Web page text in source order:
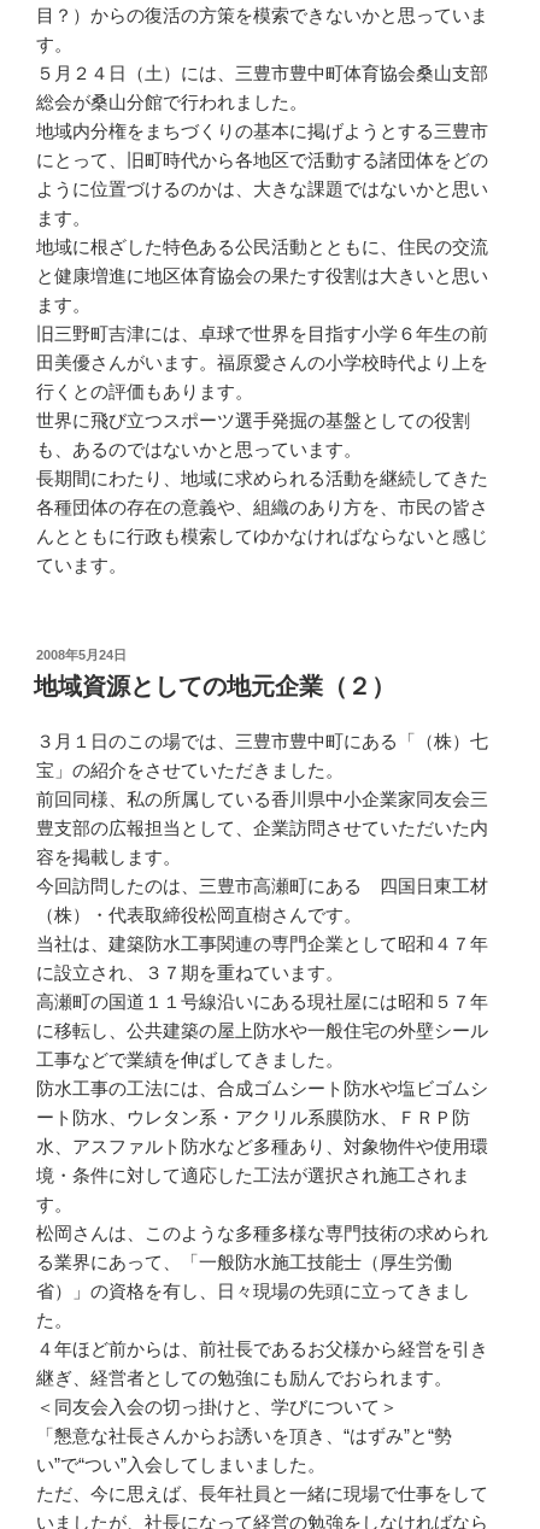
目？）からの復活の方策を模索できないかと思っていま
す。
５月２４日（土）には、三豊市豊中町体育協会桑山支部
総会が桑山分館で行われました。
地域内分権をまちづくりの基本に掲げようとする三豊市
にとって、旧町時代から各地区で活動する諸団体をどの
ように位置づけるのかは、大きな課題ではないかと思い
ます。
地域に根ざした特色ある公民活動とともに、住民の交流
と健康増進に地区体育協会の果たす役割は大きいと思い
ます。
旧三野町吉津には、卓球で世界を目指す小学６年生の前
田美優さんがいます。福原愛さんの小学校時代より上を
行くとの評価もあります。
世界に飛び立つスポーツ選手発掘の基盤としての役割
も、あるのではないかと思っています。
長期間にわたり、地域に求められる活動を継続してきた
各種団体の存在の意義や、組織のあり方を、市民の皆さ
んとともに行政も模索してゆかなければならないと感じ
ています。
投
稿
日:
2008年5月24日
地域資源としての地元企業（２）
３月１日のこの場では、三豊市豊中町にある「（株）七
宝」の紹介をさせていただきました。
前回同様、私の所属している香川県中小企業家同友会三
豊支部の広報担当として、企業訪問させていただいた内
容を掲載します。
今回訪問したのは、三豊市高瀬町にある 四国日東工材
（株）・代表取締役松岡直樹さんです。
当社は、建築防水工事関連の専門企業として昭和４７年
に設立され、３７期を重ねています。
高瀬町の国道１１号線沿いにある現社屋には昭和５７年
に移転し、公共建築の屋上防水や一般住宅の外壁シール
工事などで業績を伸ばしてきました。
防水工事の工法には、合成ゴムシート防水や塩ビゴムシ
ート防水、ウレタン系・アクリル系膜防水、ＦＲＰ防
水、アスファルト防水など多種あり、対象物件や使用環
境・条件に対して適応した工法が選択され施工されま
す。
松岡さんは、このような多種多様な専門技術の求められ
る業界にあって、「一般防水施工技能士（厚生労働
省）」の資格を有し、日々現場の先頭に立ってきまし
た。
４年ほど前からは、前社長であるお父様から経営を引き
継ぎ、経営者としての勉強にも励んでおられます。
＜同友会入会の切っ掛けと、学びについて＞
「懇意な社長さんからお誘いを頂き、“はずみ”と“勢
い”で“つい”入会してしまいました。
ただ、今に思えば、長年社員と一緒に現場で仕事をして
いましたが、社長になって経営の勉強をしなければなら